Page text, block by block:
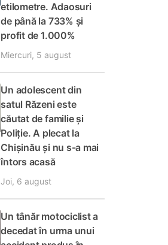
etilometre. Adaosuri
de până la 733% și
profit de 1.000%
Miercuri, 5 august
Un adolescent din
satul Răzeni este
căutat de familie și
Poliție. A plecat la
Chișinău și nu s-a mai
întors acasă
Joi, 6 august
Un tânăr motociclist a
decedat în urma unui